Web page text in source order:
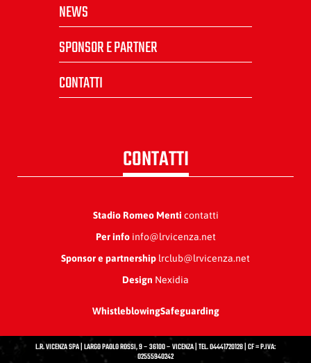
NEWS
SPONSOR E PARTNER
CONTATTI
CONTATTI
Stadio Romeo Menti contatti
Per infoinfo@lrvicenza.net
Sponsor e partnership lrclub@lrvicenza.net
Design Nexidia
WhistleblowingSafeguarding
L.R. VICENZA SPA | LARGO PAOLO ROSSI, 9 – 36100 – VICENZA | TEL. 04441720128 | CF = P.IVA:
02555940242